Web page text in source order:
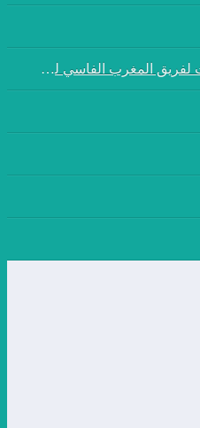
في الجمع العام الثالث لفريق المغرب الفاسي لكرة القدم: